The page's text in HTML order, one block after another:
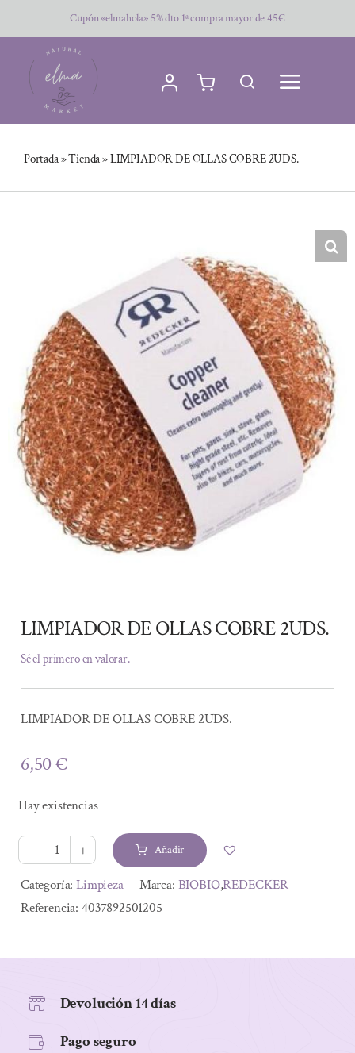
al
contenido
Cupón «elmahola» 5% dto 1ª compra mayor de 45€
Portada»Tienda»LIMPIADOR DE OLLAS COBRE 2UDS.
LIMPIADOR DE OLLAS COBRE 2UDS.
Sé el primero en valorar.
LIMPIADOR DE OLLAS COBRE 2UDS.
6,50€
Hay existencias
LIMPIADOR
DE
OLLAS
Añadir
Alternative:
Categoría:Limpieza Marca: BIOBIO,REDECKER
Referencia: 4037892501205
Devolución 14 días
Pago seguro